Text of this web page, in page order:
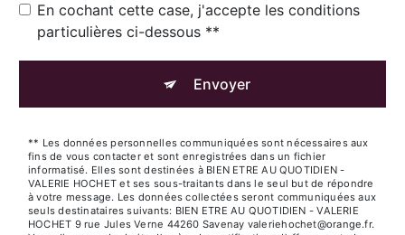
En cochant cette case, j'accepte les conditions
particulières ci-dessous **
Envoyer
** Les données personnelles communiquées sont nécessaires aux
fins de vous contacter et sont enregistrées dans un fichier
informatisé. Elles sont destinées à BIEN ETRE AU QUOTIDIEN -
VALERIE HOCHET et ses sous-traitants dans le seul but de répondre
à votre message. Les données collectées seront communiquées aux
seuls destinataires suivants: BIEN ETRE AU QUOTIDIEN - VALERIE
HOCHET 9 rue Jules Verne 44260 Savenay valeriehochet@orange.fr.